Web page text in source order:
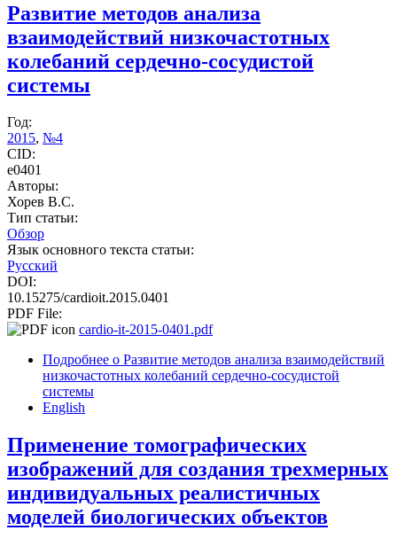
Развитие методов анализа
взаимодействий низкочастотных
колебаний сердечно-сосудистой
системы
Год:
2015, №4
CID:
e0401
Авторы:
Хорев В.С.
Тип статьи:
Обзор
Язык основного текста статьи:
Русский
DOI:
10.15275/cardioit.2015.0401
PDF File:
cardio-it-2015-0401.pdf
Подробнее о Развитие методов анализа взаимодействий
низкочастотных колебаний сердечно-сосудистой
системы
English
Применение томографических
изображений для создания трехмерных
индивидуальных реалистичных
моделей биологических объектов